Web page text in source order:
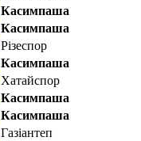
Касимпаша
Касимпаша
Різеспор
Касимпаша
Хатайспор
Касимпаша
Касимпаша
Газіантеп